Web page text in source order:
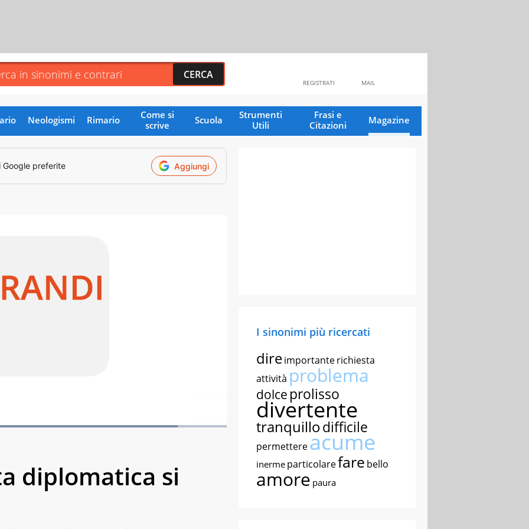
MAIL
REGISTRATI
Neologismi Rimario
Come si
scrive
Scuola
Strumenti
Utili
Frasi e
Citazioni
Magazine
Google preferite Aggiungi
Loaded:87.06%
diplomatica si
I sinonimi più ricercati
direimportanterichiesta
attività problema
dolce prolisso
divertente
tranquillodifficile
permettereacume
inerme particolarefare bello
amore paura